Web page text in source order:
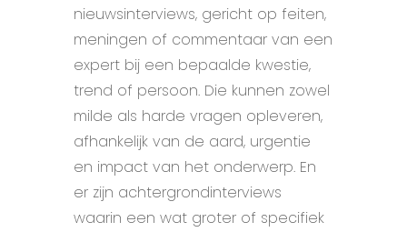
nieuwsinterviews, gericht op feiten,
meningen of commentaar van een
expert bij een bepaalde kwestie,
trend of persoon. Die kunnen zowel
milde als harde vragen opleveren,
afhankelijk van de aard, urgentie
en impact van het onderwerp. En
er zijn achtergrondinterviews
waarin een wat groter of specifiek